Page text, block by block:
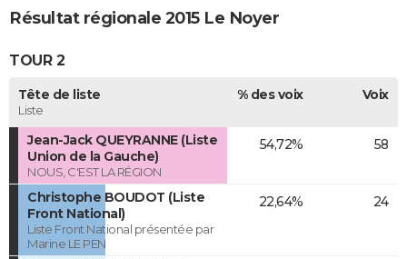
Résultat régionale 2015 Le Noyer
TOUR 2
Tête de liste
Liste
% des voix Voix
Jean-Jack QUEYRANNE (Liste
Union de la Gauche)
NOUS, C'EST LA RÉGION
54,72% 58
Christophe BOUDOT (Liste
Front National)
Liste Front National présentée par
Marine LE PEN
22,64% 24